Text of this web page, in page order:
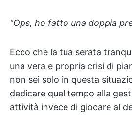
"Ops, ho fatto una doppia
Ecco che la tua serata
una vera e propria crisi di
non sei solo in questa
dedicare quel tempo alla
attività invece di giocare al